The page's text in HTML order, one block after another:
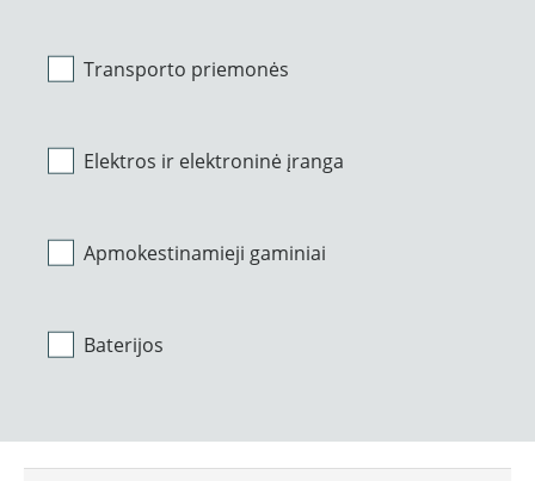
Transporto priemonės
Elektros ir elektroninė įranga
Apmokestinamieji gaminiai
Baterijos